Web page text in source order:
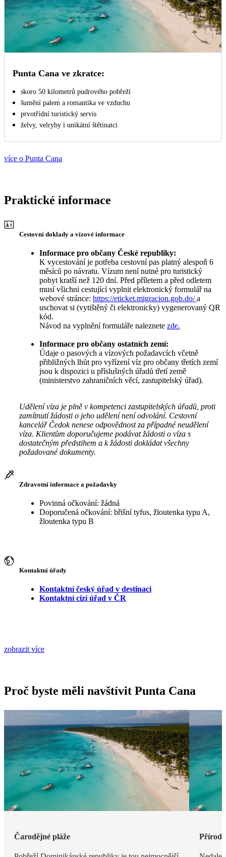
Punta Cana ve zkratce:
skoro 50 kilometrů pudrového pobřeží
šumění palem a romantika ve vzduchu
prvotřídní turistický servis
želvy, velryby i unikátní štětinatci
více o Punta Cana
Praktické informace
Cestovní doklady a vízové informace
Informace pro občany České republiky:
K vycestování je potřeba cestovní pas platný alespoň 6
měsíců po návratu. Vízum není nutné pro turistický
pobyt kratší než 120 dní. Před příletem a před odletem
musí všichni cestující vyplnit elektronický formulář na
webové stránce: https://eticket.migracion.gob.do/a
uschovat si (vytištěný či elektronicky) vygenerovaný QR
kód.
Návod na vyplnění formuláře naleznete zde.
Informace pro občany ostatních zemí:
Údaje o pasových a vízových požadavcích včetně
přibližných lhůt pro vyřízení víz pro občany třetích zemí
jsou k dispozici u příslušných úřadů třetí země
(ministerstvo zahraničních věcí, zastupitelský úřad).
Udělení víza je plně v kompetenci zastupitelských úřadů, proti
zamítnutí žádosti o jeho udělení není odvolání. Cestovní
kancelář Čedok nenese odpovědnost za případné neudělení
víza. Klientům doporučujeme podávat žádosti o víza s
dostatečným předstihem a k žádosti dokládat všechny
požadované dokumenty.
Zdravotní informace a požadavky
Povinná očkování: žádná
Doporučená očkování: břišní tyfus, žloutenka typu A,
žloutenka typu B
Kontaktní úřady
Kontaktní český úřad v destinaci
Kontaktní cizí úřad v ČR
zobrazit více
Proč byste měli navštívit Punta Cana
Čarodějné pláže